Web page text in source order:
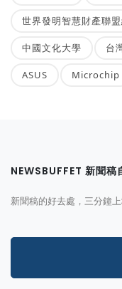
世界發明智慧財產聯
中國文化大學 台
ASUS Microchip
NEWSBUFFET 新聞稿
新聞稿的好去處，三分鐘